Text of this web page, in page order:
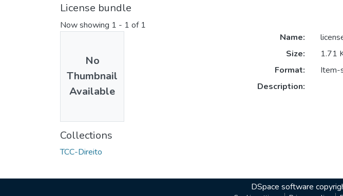
License bundle
Now showing 1 - 1 of 1
No
Thumbnail
Available
Name:
Size:
1.71
Format:
Item-
Description:
Collections
TCC-Direito
DSpace software